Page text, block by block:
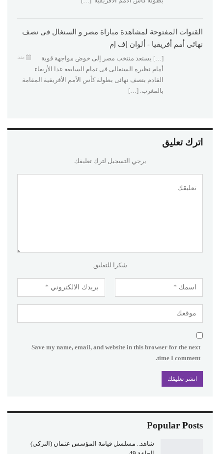
القنوات المفتوحة لمشاهدة مباراة مصر و السنغال فى نصف
نهائى أمم أفريقيا - ألوان إف إم
منذ
[…] يستعد منتخب مصر إلى خوض مواجهة قوية
أمام نظيره السنغالى فى تمام السابعة غدا الأربعاء
القادم بنصف نهائى بطولة كأس الأمم الأفريقية المقامة
بالمغرب. […]
اترك تعليق
يرجي التسجيل لترك تعليقك
شكرا للتعليق
Save my name, email, and website in this browser for the next
time I comment.
Popular Posts
شاهد.. مسلسل قيامة المؤسس عثمان (التركي)